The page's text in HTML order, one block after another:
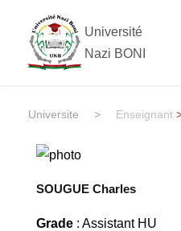
Université
Nazi BONI
Universite > Enseignant
SOUGUE Charles
Grade: Assistant HU